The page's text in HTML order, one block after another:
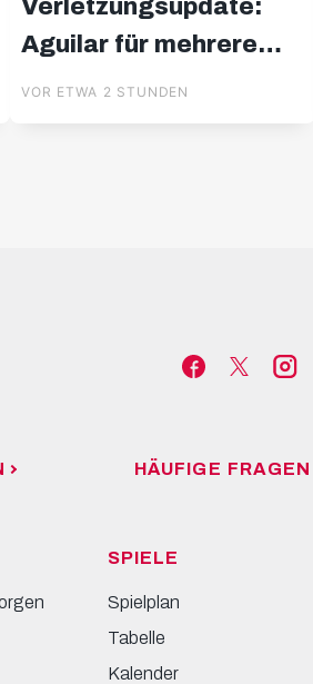
Verletzungsupdate:
Aguilar für mehrere
Wochen out
VOR ETWA 2 STUNDEN
HÄUFIGE FRAGEN
SPIELE
Spielplan
Tabelle
Kalender